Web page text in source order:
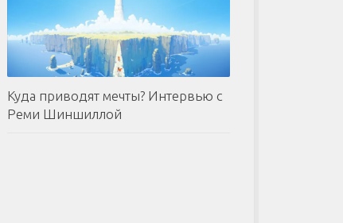
Куда приводят мечты? Интервью с
Реми Шиншиллой